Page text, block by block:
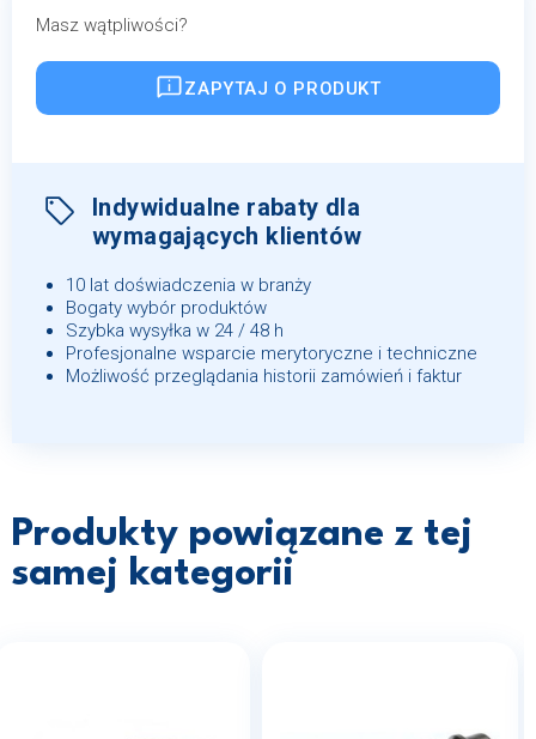
Masz wątpliwości?
ZAPYTAJ O PRODUKT
Indywidualne rabaty dla
wymagających klientów
10 lat doświadczenia w branży
Bogaty wybór produktów
Szybka wysyłka w 24 / 48 h
Profesjonalne wsparcie merytoryczne i techniczne
Możliwość przeglądania historii zamówień i faktur
Produkty powiązane z tej
samej kategorii